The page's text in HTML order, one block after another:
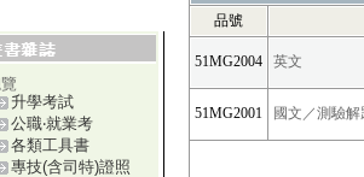
升學考試
公職‧就業考
各類工具書
專技(含司特)證照
品號
51MG2004 英文
51MG2001 國文／測驗